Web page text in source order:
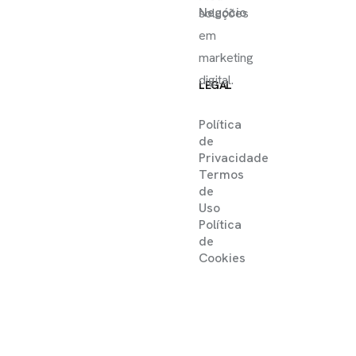
Negócio
LEGAL
Política
de
Privacidade
Termos
de
Uso
Política
de
Cookies
soluções
em
marketing
digital.